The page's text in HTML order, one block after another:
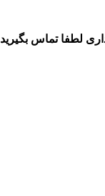
لطفا تماس بگیرید